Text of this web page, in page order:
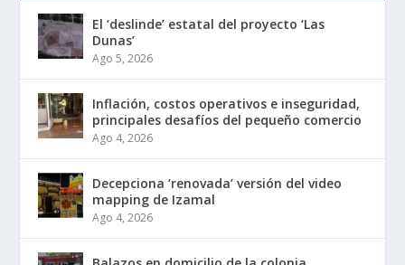
El ‘deslinde’ estatal del proyecto ‘Las
Dunas’
Ago 5, 2026
Inflación, costos operativos e inseguridad,
principales desafíos del pequeño comercio
Ago 4, 2026
Decepciona ‘renovada’ versión del video
mapping de Izamal
Ago 4, 2026